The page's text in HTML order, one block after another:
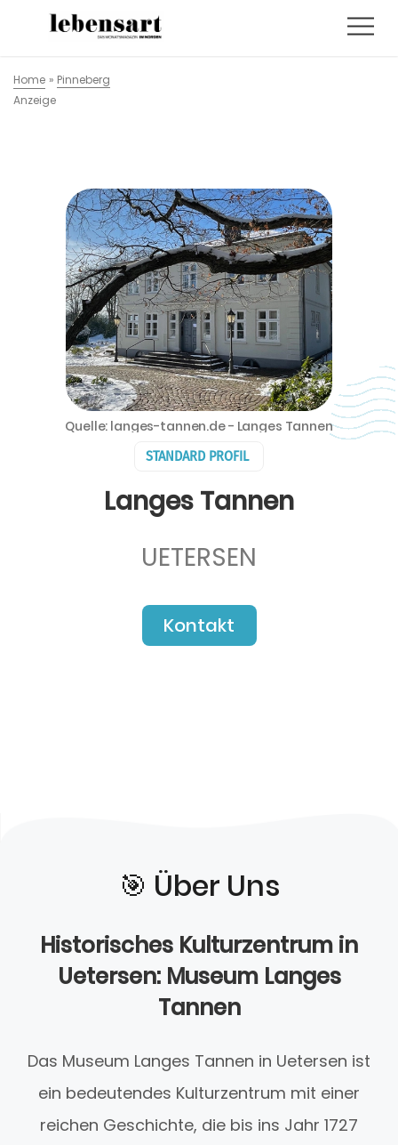
Home » Pinneberg
Anzeige
STANDARD PROFIL
Langes Tannen
UETERSEN
Kontakt
Quelle: langes-tannen.de - Langes Tannen
🎯️ Über Uns
Historisches Kulturzentrum in
Uetersen: Museum Langes
Tannen
Das Museum Langes Tannen in Uetersen ist
ein bedeutendes Kulturzentrum mit einer
reichen Geschichte, die bis ins Jahr 1727